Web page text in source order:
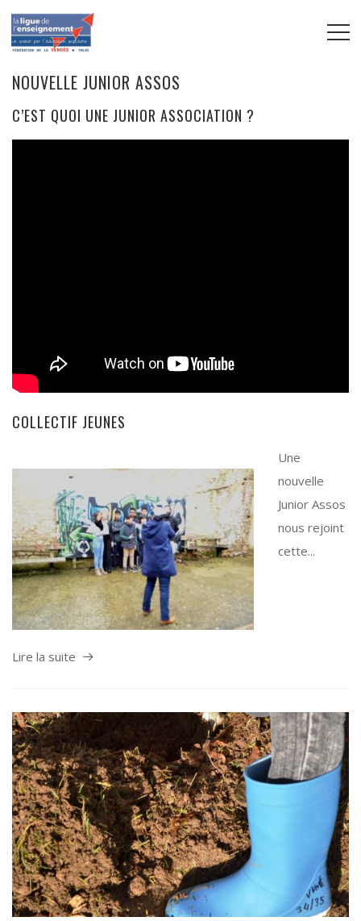
NOUVELLE JUNIOR ASSOS
C’EST QUOI UNE JUNIOR ASSOCIATION ?
COLLECTIF JEUNES
Une
nouvelle
Junior Assos
nous rejoint
cette...
Lire la suite